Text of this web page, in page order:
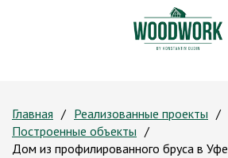
Главная
Реализованные проекты
Построенные объекты
Дом из профилированного бруса в Уфе